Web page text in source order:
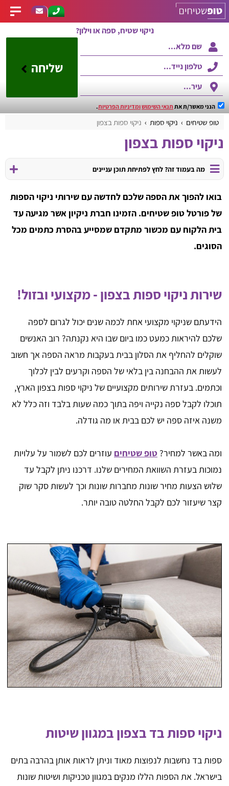
ניקוי שטיח, ספה או וילון?
שליחה
הנני מאשר/ת את תנאי השימושומדיניות הפרטיות.
טופ שטיחים ניקוי ספות ניקוי ספות בצפון
ניקוי ספות בצפון
מה בעמוד זה? לחץ לפתיחת תוכן עניינים
בואו להפוך את הספה שלכם לחדשה עם שירותי ניקוי הספות
של פורטל טופ שטיחים. הזמינו חברת ניקיון אשר מגיעה עד
בית הלקוח עם מכשור מתקדם שמסייע בהסרת כתמים מכל
הסוגים.
שירות ניקוי ספות בצפון - מקצועי ובזול!
הידעתם שניקוי מקצועי אחת לכמה שנים יכול לגרום לספה
שלכם להיראות כמעט כמו ביום שבו היא נקנתה? רוב האנשים
שוקלים להחליף את הסלון בבית בעקבות מראה הספה אך חשוב
לעשות את ההבחנה בין בלאי של הספה וקרעים לבין לכלוך
וכתמים. בעזרת שירותים מקצועיים של ניקוי ספות בצפון הארץ,
תוכלו לקבל ספה נקייה ויפה בתוך כמה שעות בלבד וזה כלל לא
משנה איזה ספה יש לכם בבית או מה גודלה.
ומה באשר למחיר? טופ שטיחים עוזרים לכם לשמור על עלויות
נמוכות בעזרת השוואת המחירים שלנו. דרכנו ניתן לקבל עד
שלוש הצעות מחיר שונות מחברות שונות וכך לעשות סקר שוק
קצר שיעזור לכם לקבל החלטה טובה יותר.
ניקוי ספות בד בצפון במגוון שיטות
ספות בד נחשבות לנפוצות מאוד וניתן לראות אותן בהרבה בתים
בישראל. את הספות הללו מנקים במגוון טכניקות ושיטות שונות